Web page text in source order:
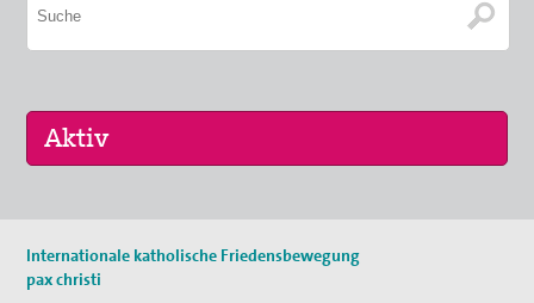
pc bewegt - Gräber erzählen
Internationale katholische Friedensbewegung
pax christi